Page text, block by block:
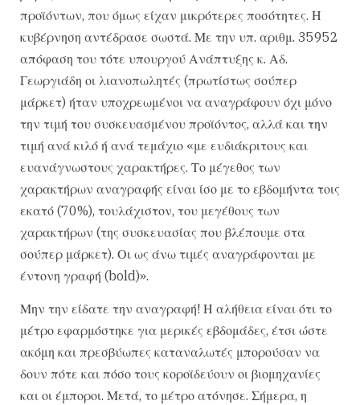
προϊόντων, που όμως είχαν μικρότερες ποσότητες. Η
κυβέρνηση αντέδρασε σωστά. Με την υπ. αριθμ. 35952
απόφαση του τότε υπουργού Ανάπτυξης κ. Αδ.
Γεωργιάδη οι λιανοπωλητές (πρωτίστως σούπερ
μάρκετ) ήταν υποχρεωμένοι να αναγράφουν όχι μόνο
την τιμή του συσκευασμένου προϊόντος, αλλά και την
τιμή ανά κιλό ή ανά τεμάχιο «με ευδιάκριτους και
ευανάγνωστους χαρακτήρες. Το μέγεθος των
χαρακτήρων αναγραφής είναι ίσο με το εβδομήντα τοις
εκατό (70%), τουλάχιστον, του μεγέθους των
χαρακτήρων (της συσκευασίας που βλέπουμε στα
σούπερ μάρκετ). Οι ως άνω τιμές αναγράφονται με
έντονη γραφή (bold)».
Μην την είδατε την αναγραφή! Η αλήθεια είναι ότι το
μέτρο εφαρμόστηκε για μερικές εβδομάδες, έτσι ώστε
ακόμη και πρεσβύωπες καταναλωτές μπορούσαν να
δουν πότε και πόσο τους κοροϊδεύουν οι βιομηχανίες
και οι έμποροι. Μετά, το μέτρο ατόνησε. Σήμερα, η